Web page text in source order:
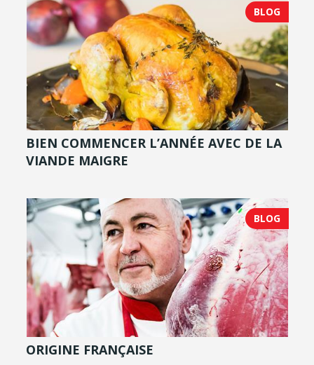
BLOG
BIEN COMMENCER L’ANNÉE AVEC DE LA
VIANDE MAIGRE
BLOG
ORIGINE FRANÇAISE